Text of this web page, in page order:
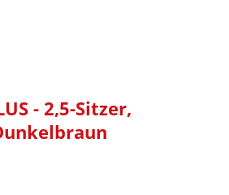
- 2,5-Sitzer,